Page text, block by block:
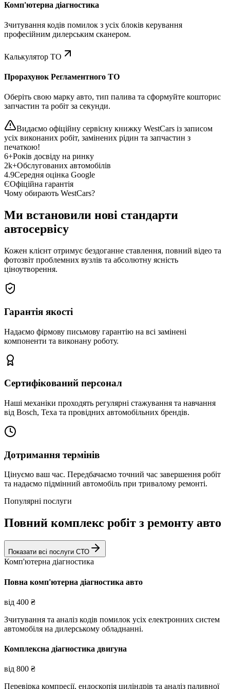
Комп'ютерна діагностика
Зчитування кодів помилок з усіх блоків керування
професійним дилерським сканером.
Калькулятор ТО
Прорахунок Регламентного ТО
Оберіть свою марку авто, тип палива та сформуйте кошторис
запчастин та робіт за секунди.
Видаємо офіційну сервісну книжку WestCars із записом
усіх виконаних робіт, замінених рідин та запчастин з
печаткою!
6+Років досвіду на ринку
2k+Обслугованих автомобілів
4.9Середня оцінка Google
ЄОфіційна гарантія
Чому обирають WestCars?
Ми встановили нові стандарти
автосервісу
Кожен клієнт отримує бездоганне ставлення, повний відео та
фотозвіт проблемних вузлів та абсолютну ясність
ціноутворення.
Гарантія якості
Надаємо фірмову письмову гарантію на всі замінені
компоненти та виконану роботу.
Сертифікований персонал
Наші механіки проходять регулярні стажування та навчання
від Bosch, Texa та провідних автомобільних брендів.
Дотримання термінів
Цінуємо ваш час. Передбачаємо точний час завершення робіт
та надаємо підмінний автомобіль при тривалому ремонті.
Популярні послуги
Повний комплекс робіт з ремонту авто
Показати всі послуги СТО
Комп'ютерна діагностика
Повна комп'ютерна діагностика авто
від 400 ₴
Зчитування та аналіз кодів помилок усіх електронних систем
автомобіля на дилерському обладнанні.
Комплексна діагностика двигуна
від 800 ₴
Перевірка компресії, ендоскопія циліндрів та аналіз паливної